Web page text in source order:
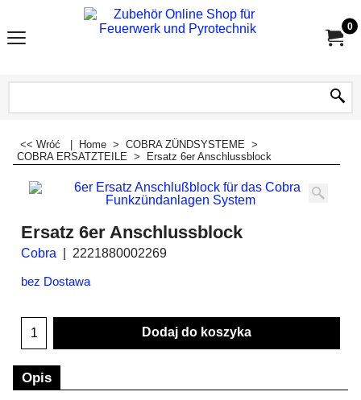
0
<< Wróć Home > COBRA ZÜNDSYSTEME >
COBRA ERSATZTEILE > Ersatz 6er Anschlussblock
Ersatz 6er Anschlussblock
Cobra 2221880002269
bez Dostawa
Dodaj do koszyka
Opis